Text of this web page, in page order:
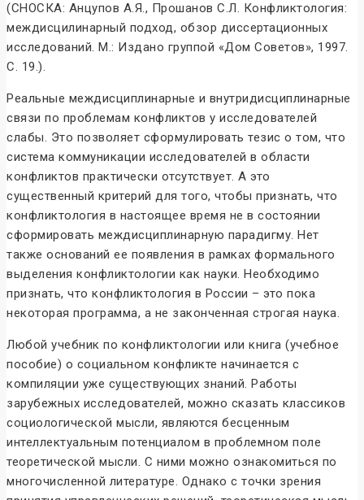
(СНОСКА: Анцупов А.Я., Прошанов С.Л. Конфликтология:
междисцилинарный подход, обзор диссертационных
исследований. М.: Издано группой «Дом Советов», 1997.
С. 19.).
Реальные междисциплинарные и внутридисциплинарные
связи по проблемам конфликтов у исследователей
слабы. Это позволяет сформулировать тезис о том, что
система коммуникации исследователей в области
конфликтов практически отсутствует. А это
существенный критерий для того, чтобы признать, что
конфликтология в настоящее время не в состоянии
сформировать междисциплинарную парадигму. Нет
также оснований ее появления в рамках формального
выделения конфликтологии как науки. Необходимо
признать, что конфликтология в России – это пока
некоторая программа, а не законченная строгая наука.
Любой учебник по конфликтологии или книга (учебное
пособие) о социальном конфликте начинается с
компиляции уже существующих знаний. Работы
зарубежных исследователей, можно сказать классиков
социологической мысли, являются бесценным
интеллектуальным потенциалом в проблемном поле
теоретической мысли. С ними можно ознакомиться по
многочисленной литературе. Однако с точки зрения